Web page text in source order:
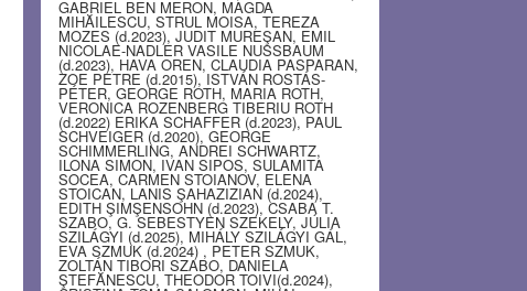
GABRIEL BEN MERON, MAGDA
MIHĂILESCU, STRUL MOISA, TEREZA
MOZES (d.2023), JUDIT MUREŞAN, EMIL
NICOLAE-NADLER VASILE NUSSBAUM
(d.2023), HAVA OREN, CLAUDIA PASPARAN,
ZOE PETRE (d.2015), ISTVÁN ROSTÁS-
PÉTER, GEORGE ROTH, MARIA ROTH,
VERONICA ROZENBERG TIBERIU ROTH
(d.2022) ERIKA SCHAFFER (d.2023), PAUL
SCHVEIGER (d.2020), GEORGE
SCHIMMERLING, ANDREI SCHWARTZ,
ILONA SIMON, IVAN SIPOS, SULAMITA
SOCEA, CARMEN STOIANOV, ELENA
STOICAN, LANIS ŞAHAZIZIAN (d.2024),
EDITH ŞIMŞENSOHN (d.2023), CSABA T.
SZABO, G. SEBESTYEN SZEKELY, JÚLIA
SZILÁGYI (d.2025), MIHÁLY SZILÁGYI GÁL,
EVA SZMUK (d.2024) , PETER SZMUK,
ZOLTÁN TIBORI SZABO, DANIELA
ŞTEFĂNESCU, THEODOR TOIVI(d.2024),